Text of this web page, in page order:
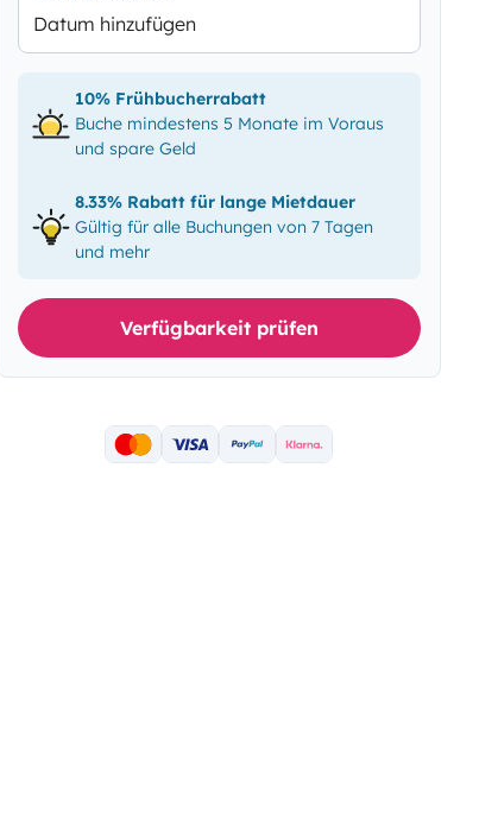
Datum hinzufügen
10% Frühbucherrabatt
Buche mindestens 5 Monate im Voraus
und spare Geld
8.33% Rabatt für lange Mietdauer
Gültig für alle Buchungen von 7 Tagen
und mehr
Verfügbarkeit prüfen